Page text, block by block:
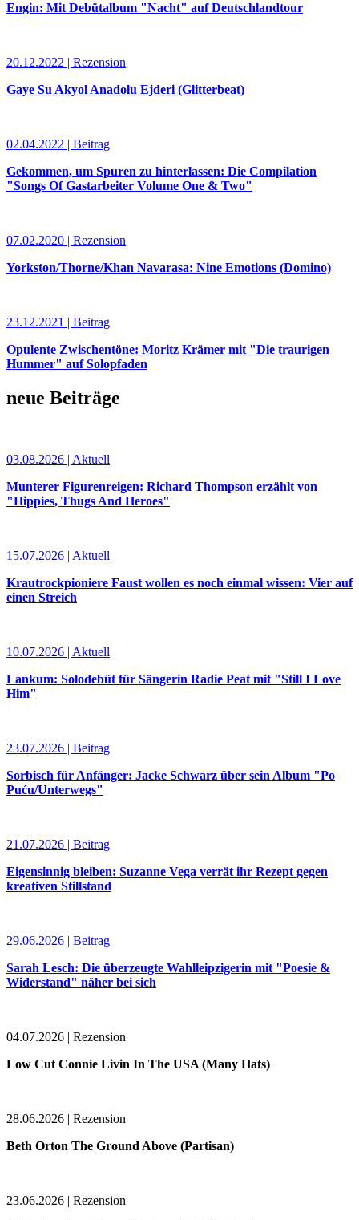
Engin: Mit Debütalbum "Nacht" auf Deutschlandtour
20.12.2022 | Rezension
Gaye Su Akyol Anadolu Ejderi (Glitterbeat)
02.04.2022 | Beitrag
Gekommen, um Spuren zu hinterlassen: Die Compilation
"Songs Of Gastarbeiter Volume One & Two"
07.02.2020 | Rezension
Yorkston/Thorne/Khan Navarasa: Nine Emotions (Domino)
23.12.2021 | Beitrag
Opulente Zwischentöne: Moritz Krämer mit "Die traurigen
Hummer" auf Solopfaden
neue Beiträge
03.08.2026 | Aktuell
Munterer Figurenreigen: Richard Thompson erzählt von
"Hippies, Thugs And Heroes"
15.07.2026 | Aktuell
Krautrockpioniere Faust wollen es noch einmal wissen: Vier auf
einen Streich
10.07.2026 | Aktuell
Lankum: Solodebüt für Sängerin Radie Peat mit "Still I Love
Him"
23.07.2026 | Beitrag
Sorbisch für Anfänger: Jacke Schwarz über sein Album "Po
Puću/Unterwegs"
21.07.2026 | Beitrag
Eigensinnig bleiben: Suzanne Vega verrät ihr Rezept gegen
kreativen Stillstand
29.06.2026 | Beitrag
Sarah Lesch: Die überzeugte Wahlleipzigerin mit "Poesie &
Widerstand" näher bei sich
04.07.2026 | Rezension
Low Cut Connie Livin In The USA (Many Hats)
28.06.2026 | Rezension
Beth Orton The Ground Above (Partisan)
23.06.2026 | Rezension